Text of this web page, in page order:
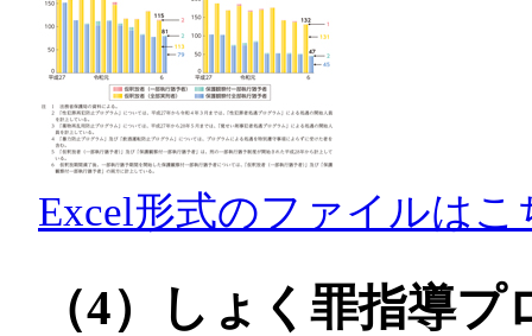
Excel形式のファイルはこ
（4）しょく罪指導